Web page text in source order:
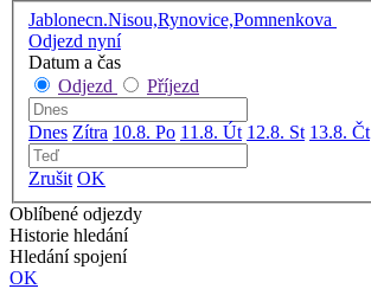
Jablonecn.Nisou,Rynovice,Pomnenkova
Odjezd nyní
Datum a čas
Odjezd
Příjezd
Dnes Zítra 10.8. Po 11.8. Út 12.8. St 13.8. Čt
Zrušit OK
Oblíbené odjezdy
Historie hledání
Hledání spojení
OK